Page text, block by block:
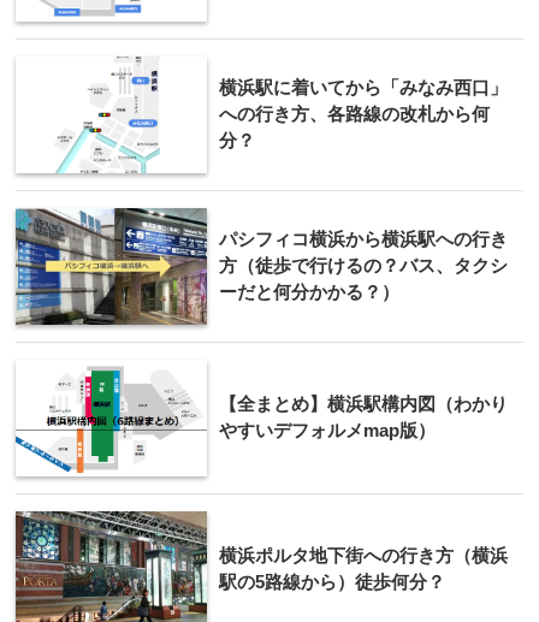
横浜駅に着いてから「みなみ西口」
への行き方、各路線の改札から何
分？
パシフィコ横浜から横浜駅への行き
方（徒歩で行けるの？バス、タクシ
ーだと何分かかる？）
【全まとめ】横浜駅構内図（わかり
やすいデフォルメmap版）
横浜ポルタ地下街への行き方（横浜
駅の5路線から）徒歩何分？